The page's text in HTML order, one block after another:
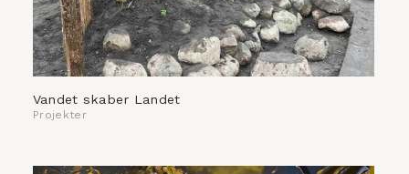
Vandet skaber Landet
Projekter